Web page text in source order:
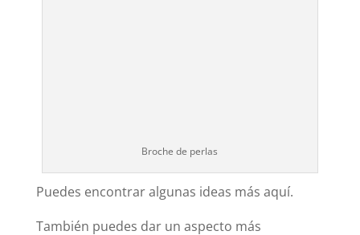
Broche de perlas
Puedes encontrar algunas ideas más aquí.
También puedes dar un aspecto más